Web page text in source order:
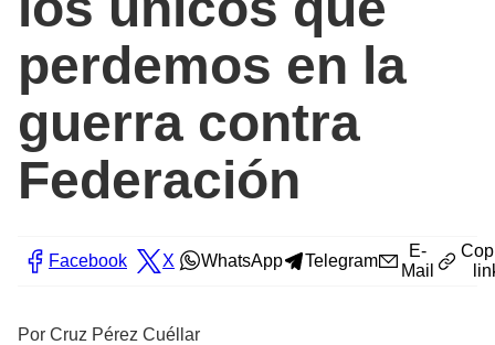
perdemos en la
guerra contra
Federación
Facebook X WhatsApp Telegram
E-
Mail
Por Cruz Pérez Cuéllar